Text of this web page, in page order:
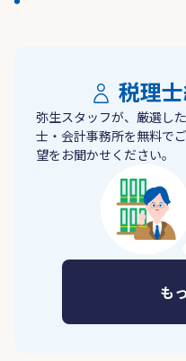
税理
弥生スタッフが、厳選し
士・会計事務所を無料で
望をお聞かせください。
も